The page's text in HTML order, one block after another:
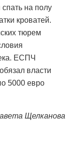
на полу
кроватей.
тюрем
ЕСПЧ
власти
5000 евро
Щелканова